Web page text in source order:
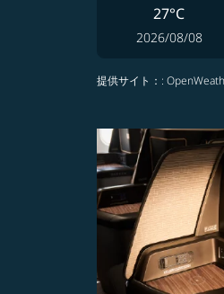
27°C
2026/08/08
提供サイト： :